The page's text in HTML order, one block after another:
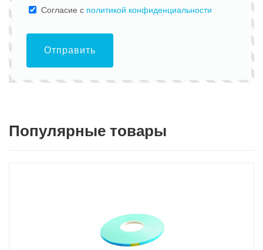
Cогласие с политикой конфиденциальности
Отправить
Популярные товары